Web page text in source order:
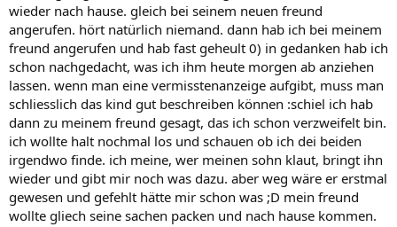
wieder nach hause. gleich bei seinem neuen freund
angerufen. hört natürlich niemand. dann hab ich bei meinem
freund angerufen und hab fast geheult 0) in gedanken hab ich
schon nachgedacht, was ich ihm heute morgen ab anziehen
lassen. wenn man eine vermisstenanzeige aufgibt, muss man
schliesslich das kind gut beschreiben können :schiel ich hab
dann zu meinem freund gesagt, das ich schon verzweifelt bin.
ich wollte halt nochmal los und schauen ob ich dei beiden
irgendwo finde. ich meine, wer meinen sohn klaut, bringt ihn
wieder und gibt mir noch was dazu. aber weg wäre er erstmal
gewesen und gefehlt hätte mir schon was ;D mein freund
wollte gliech seine sachen packen und nach hause kommen.